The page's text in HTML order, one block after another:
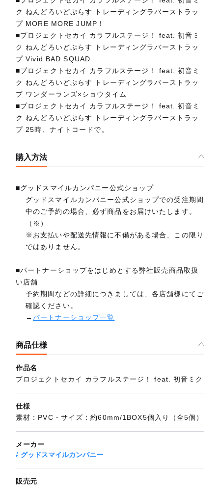
ク ねんどろいどぷらす トレーディングラバーストラッ
プ MORE MORE JUMP！
■プロジェクトセカイ カラフルステージ！ feat. 初音ミ
ク ねんどろいどぷらす トレーディングラバーストラッ
プ Vivid BAD SQUAD
■プロジェクトセカイ カラフルステージ！ feat. 初音ミ
ク ねんどろいどぷらす トレーディングラバーストラッ
プ ワンダーランズ×ショウタイム
■プロジェクトセカイ カラフルステージ！ feat. 初音ミ
ク ねんどろいどぷらす トレーディングラバーストラッ
プ 25時、ナイトコードで。
購入方法
■グッドスマイルカンパニー公式ショップ
グッドスマイルカンパニー公式ショップでの受注期間
中のご予約の場合、必ず商品をお届けいたします。
（※）
※お支払いや配送先情報に不備がある場合、この限り
ではありません。
■パートナーショップをはじめとする弊社販売商品取扱
い店舗
予約期間などの詳細につきましては、各店舗様にてご
確認ください。
→パートナーショップ一覧
商品仕様
作品名
プロジェクトセカイ カラフルステージ！ feat. 初音ミク
仕様
素材：PVC・サイズ：約60mm/1BOX5個入り（全5個）
メーカー
グッドスマイルカンパニー
販売元